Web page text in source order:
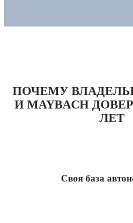
ПОЧЕМУ
И MAYBACH
ЛЕТ
Своя база